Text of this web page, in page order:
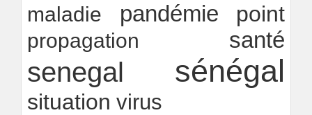
maladie
pandémie point
propagation santé
senegal sénégal
situation virus